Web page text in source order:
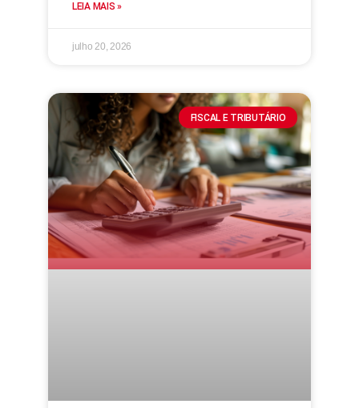
LEIA MAIS »
julho 20, 2026
FISCAL E TRIBUTÁRIO